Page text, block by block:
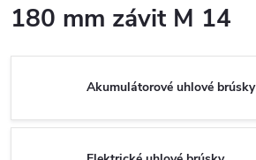
180 mm závit M 14
Akumulátorové uhlové brúsky